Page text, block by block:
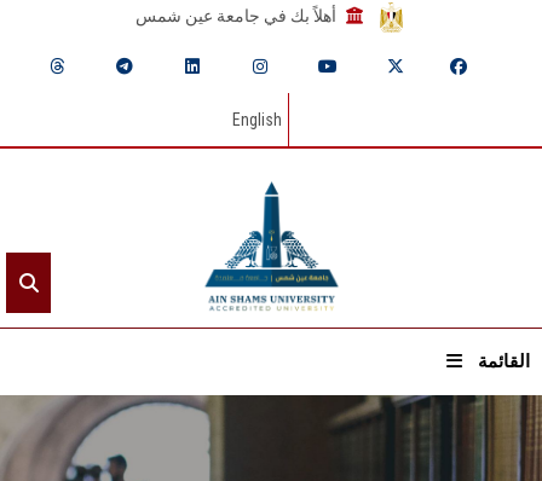
أهلاً بك في جامعة عين شمس
English
القائمة
الرئيسيـة